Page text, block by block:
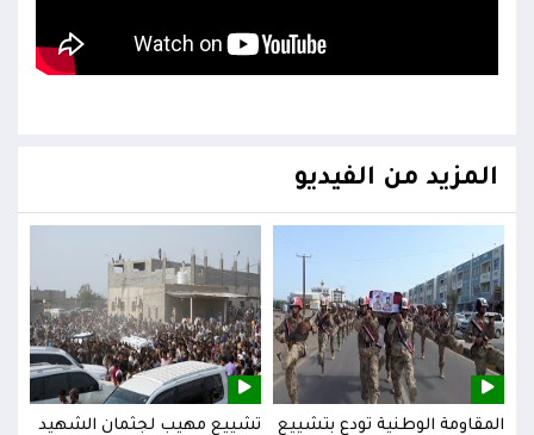
المزيد من الفيديو
المقاومة الوطنية تودع بتشييع
تشييع مهيب لجثمان الشهيد